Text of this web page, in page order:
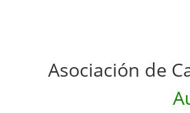
Asociación de